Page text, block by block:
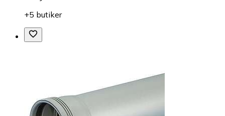
+5 butiker